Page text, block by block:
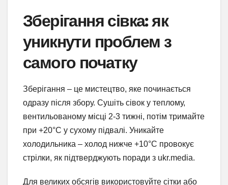
Зберігання сівка: як
уникнути проблем з
самого початку
Зберігання – це мистецтво, яке починається
одразу після збору. Сушіть сівок у теплому,
вентильованому місці 2-3 тижні, потім тримайте
при +20°C у сухому підвалі. Уникайте
холодильника – холод нижче +10°C провокує
стрілки, як підтверджують поради з ukr.media.
Для великих обсягів використовуйте сітки або